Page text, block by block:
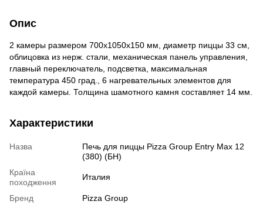
Опис
2 камеры размером 700х1050x150 мм, диаметр пиццы 33 см,
облицовка из нерж. стали, механическая панель управления,
главный переключатель, подсветка, максимальная
температура 450 град., 6 нагревательных элементов для
каждой камеры. Толщина шамотного камня составляет 14 мм.
Характеристики
Назва
Печь для пиццы Pizza Group Entry Max 12
(380) (БН)
Країна
походження
Италия
Бренд
Pizza Group